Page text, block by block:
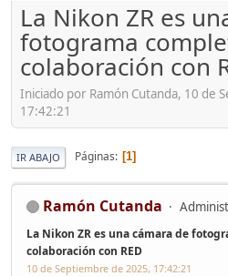
La Nikon ZR es
fotograma
colaboración con
Iniciado por Ramón Cutanda, 10 de
17:42:21
IR ABAJO Páginas 1
Ramón Cutanda
La Nikon ZR es una cámara de
colaboración con RED
10 de Septiembre de 2025, 17:42:21